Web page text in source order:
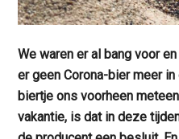
We waren er al bang voor
er geen Corona-bier meer
biertje ons voorheen
vakantie, is dat in deze